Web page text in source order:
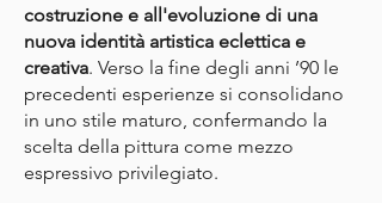
costruzione e all'evoluzione di una
nuova identità artistica eclettica e
creativa. Verso la fine degli anni ’90 le
precedenti esperienze si consolidano
in uno stile maturo, confermando la
scelta della pittura come mezzo
espressivo privilegiato.